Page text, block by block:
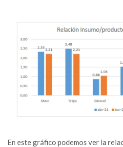
En este gráfico podemos ver la